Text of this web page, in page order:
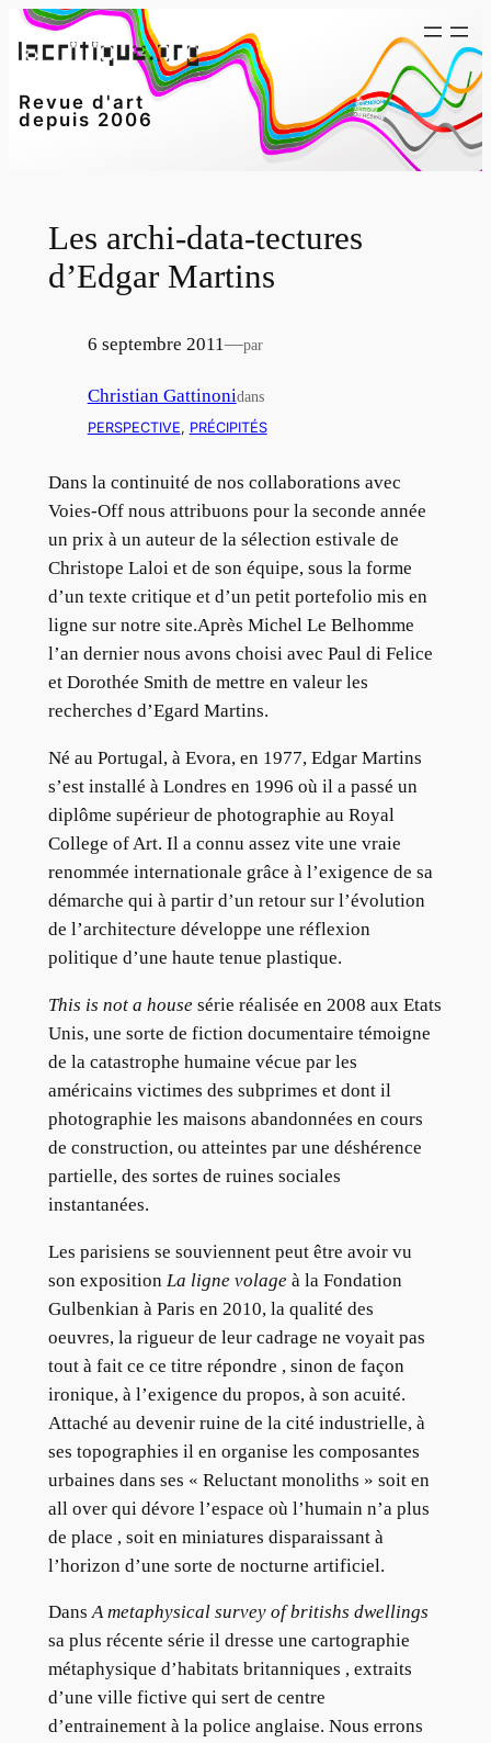
Aller
au
Revue d'art
depuis 2006
Les archi-data-tectures
d’Edgar Martins
6 septembre 2011—par
Christian Gattinonidans
PERSPECTIVE, PRÉCIPITÉS
Dans la continuité de nos collaborations avec
Voies-Off nous attribuons pour la seconde année
un prix à un auteur de la sélection estivale de
Christope Laloi et de son équipe, sous la forme
d’un texte critique et d’un petit portefolio mis en
ligne sur notre site.Après Michel Le Belhomme
l’an dernier nous avons choisi avec Paul di Felice
et Dorothée Smith de mettre en valeur les
recherches d’Egard Martins.
Né au Portugal, à Evora, en 1977, Edgar Martins
s’est installé à Londres en 1996 où il a passé un
diplôme supérieur de photographie au Royal
College of Art. Il a connu assez vite une vraie
renommée internationale grâce à l’exigence de sa
démarche qui à partir d’un retour sur l’évolution
de l’architecture développe une réflexion
politique d’une haute tenue plastique.
This is not a housesérie réalisée en 2008 aux Etats
Unis, une sorte de fiction documentaire témoigne
de la catastrophe humaine vécue par les
américains victimes des subprimes et dont il
photographie les maisons abandonnées en cours
de construction, ou atteintes par une déshérence
partielle, des sortes de ruines sociales
instantanées.
Les parisiens se souviennent peut être avoir vu
son exposition La ligne volageà la Fondation
Gulbenkian à Paris en 2010, la qualité des
oeuvres, la rigueur de leur cadrage ne voyait pas
tout à fait ce ce titre répondre , sinon de façon
ironique, à l’exigence du propos, à son acuité.
Attaché au devenir ruine de la cité industrielle, à
ses topographies il en organise les composantes
urbaines dans ses « Reluctant monoliths » soit en
all over qui dévore l’espace où l’humain n’a plus
de place , soit en miniatures disparaissant à
l’horizon d’une sorte de nocturne artificiel.
DansA metaphysical survey of britishs dwellings
sa plus récente série il dresse une cartographie
métaphysique d’habitats britanniques , extraits
d’une ville fictive qui sert de centre
d’entrainement à la police anglaise. Nous errons